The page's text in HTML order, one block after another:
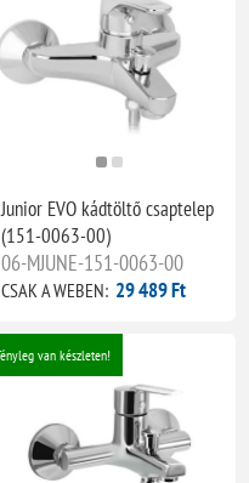
Junior EVO kádtöltő csaptelep
(151-0063-00)
06-MJUNE-151-0063-00
CSAK A WEBEN: 29 489 Ft
van készleten!